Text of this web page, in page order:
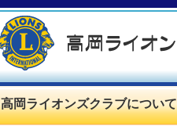
高岡ライオンズクラブについて